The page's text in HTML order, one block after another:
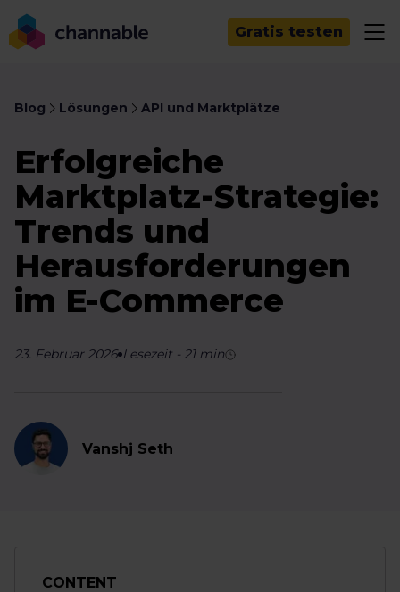
Gratis testen
Blog Lösungen API und Marktplätze
Erfolgreiche
Marktplatz-Strategie:
Trends und
Herausforderungen
im E-Commerce
23. Februar 2026 Lesezeit - 21min
Vanshj Seth
CONTENT